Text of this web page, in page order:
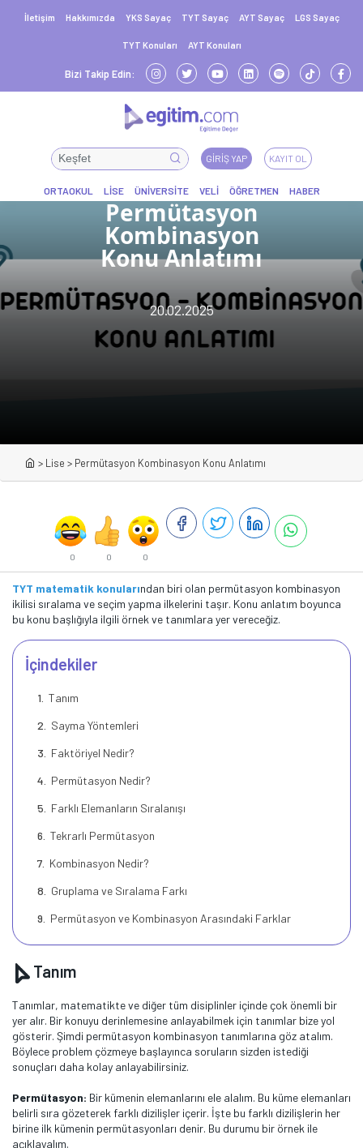
İletişim Hakkımızda YKS Sayaç TYT Sayaç AYT Sayaç LGS Sayaç
TYT Konuları AYT Konuları
Bizi Takip Edin:
GIRIŞ YAP KAYIT OL
Permütasyon
Kombinasyon
Konu Anlatımı
20.02.2025
> Lise > Permütasyon Kombinasyon Konu Anlatımı
0 0 0
TYT matematik konularından biri olan permütasyon kombinasyon
ikilisi sıralama ve seçim yapma ilkelerini taşır. Konu anlatım boyunca
bu konu başlığıyla ilgili örnek ve tanımlara yer vereceğiz.
İçindekiler
Tanım
Sayma Yöntemleri
Faktöriyel Nedir?
Permütasyon Nedir?
Farklı Elemanların Sıralanışı
Tekrarlı Permütasyon
Kombinasyon Nedir?
Gruplama ve Sıralama Farkı
Permütasyon ve Kombinasyon Arasındaki Farklar
Tanım
Tanımlar, matematikte ve diğer tüm disiplinler içinde çok önemli bir
yer alır. Bir konuyu derinlemesine anlayabilmek için tanımlar bize yol
gösterir. Şimdi permütasyon kombinasyon tanımlarına göz atalım.
Böylece problem çözmeye başlayınca soruların sizden istediği
sonuçları daha kolay anlayabilirsiniz.
Permütasyon: Bir kümenin elemanlarını ele alalım. Bu küme elemanları
belirli sıra gözeterek farklı dizilişler içerir. İşte bu farklı dizilişlerin her
birine ilk kümenin permütasyonları denir. Bu durumu bir örnek ile
açıklayalım.